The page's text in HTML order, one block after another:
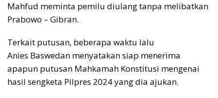
Mahfud meminta pemilu diulang tanpa melibatkan
Prabowo – Gibran.
Terkait putusan, beberapa waktu lalu
Anies Baswedan menyatakan siap menerima
apapun putusan Mahkamah Konstitusi mengenai
hasil sengketa Pilpres 2024 yang dia ajukan.